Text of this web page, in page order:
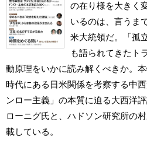
の在り様を大きく
いるのは、言うま
米大統領だ。「孤
も語られてきたト
動原理をいかに読み解くべきか。
時代にある日米関係を考察する中
ンロー主義」の本質に迫る大西洋
ローニグ氏と、ハドソン研究所の
載している。